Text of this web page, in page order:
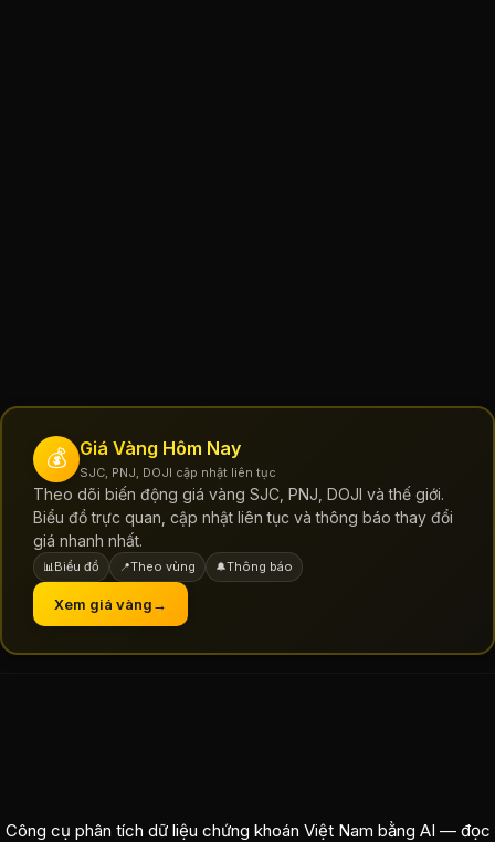
💰 Giá Vàng Hôm Nay
SJC, PNJ, DOJI cập nhật liên tục
Theo dõi biến động giá vàng SJC, PNJ, DOJI và thế giới.
Biểu đồ trực quan, cập nhật liên tục và thông báo thay đổi
giá nhanh nhất.
📊 Biểu đồ 📍Theo vùng 🔔Thông báo
Xem giá vàng→
Công cụ phân tích dữ liệu chứng khoán Việt Nam bằng AI — đọc